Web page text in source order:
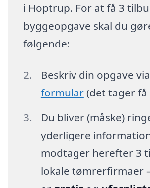
i Hoptrup. For at få 3
byggeopgave skal du
følgende:
Beskriv din opgave via
formular(det tager
Du bliver (måske)
yderligere
modtager herefter 3
lokale tømrerfirmaer